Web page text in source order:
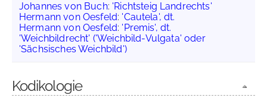
Johannes von Buch: 'Richtsteig Landrechts'
Hermann von Oesfeld: 'Cautela', dt.
Hermann von Oesfeld: 'Premis', dt.
'Weichbildrecht' ('Weichbild-Vulgata' oder
'Sächsisches Weichbild')
Kodikologie